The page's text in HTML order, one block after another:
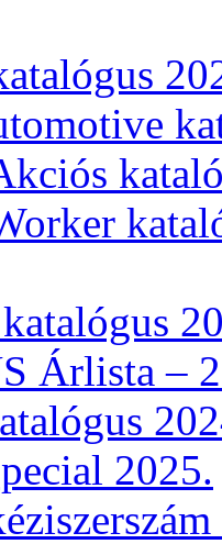
Árlista –
2025.